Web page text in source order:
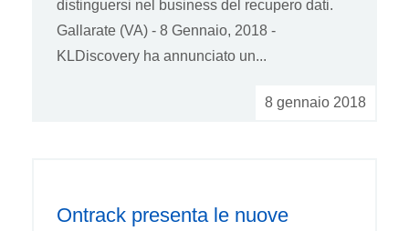
distinguersi nel business del recupero dati.
Gallarate (VA) - 8 Gennaio, 2018 -
KLDiscovery ha annunciato un...
8 gennaio 2018
Ontrack presenta le nuove